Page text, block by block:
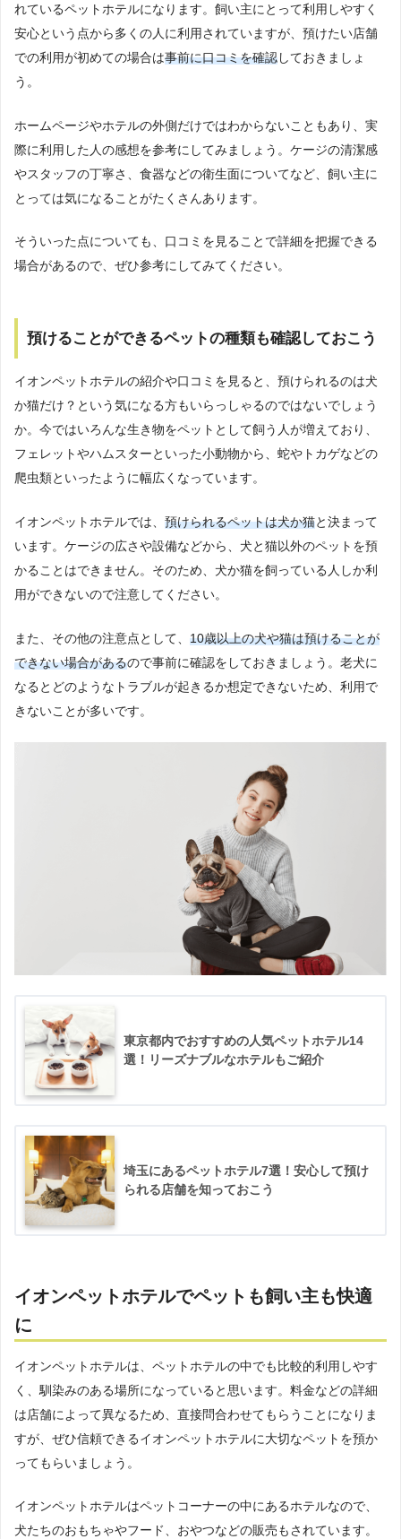
れているペットホテルになります。飼い主にとって利用しやすく
安心という点から多くの人に利用されていますが、預けたい店舗
での利用が初めての場合は事前に口コミを確認しておきましょ
う。
ホームページやホテルの外側だけではわからないこともあり、実
際に利用した人の感想を参考にしてみましょう。ケージの清潔感
やスタッフの丁寧さ、食器などの衛生面についてなど、飼い主に
とっては気になることがたくさんあります。
そういった点についても、口コミを見ることで詳細を把握できる
場合があるので、ぜひ参考にしてみてください。
預けることができるペットの種類も確認しておこう
イオンペットホテルの紹介や口コミを見ると、預けられるのは犬
か猫だけ？という気になる方もいらっしゃるのではないでしょう
か。今ではいろんな生き物をペットとして飼う人が増えており、
フェレットやハムスターといった小動物から、蛇やトカゲなどの
爬虫類といったように幅広くなっています。
イオンペットホテルでは、 預けられるペットは犬か猫と決まって
います。ケージの広さや設備などから、犬と猫以外のペットを預
かることはできません。そのため、犬か猫を飼っている人しか利
用ができないので注意してください。
また、その他の注意点として、 10歳以上の犬や猫は預けることが
できない場合があるので事前に確認をしておきましょう。老犬に
なるとどのようなトラブルが起きるか想定できないため、利用で
きないことが多いです。
東京都内でおすすめの人気ペットホテル14
選！リーズナブルなホテルもご紹介
埼玉にあるペットホテル7選！安心して預け
られる店舗を知っておこう
イオンペットホテルでペットも飼い主も快適
に
イオンペットホテルは、ペットホテルの中でも比較的利用しやす
く、馴染みのある場所になっていると思います。料金などの詳細
は店舗によって異なるため、直接問合わせてもらうことになりま
すが、ぜひ信頼できるイオンペットホテルに大切なペットを預か
ってもらいましょう。
イオンペットホテルはペットコーナーの中にあるホテルなので、
犬たちのおもちゃやフード、おやつなどの販売もされています。